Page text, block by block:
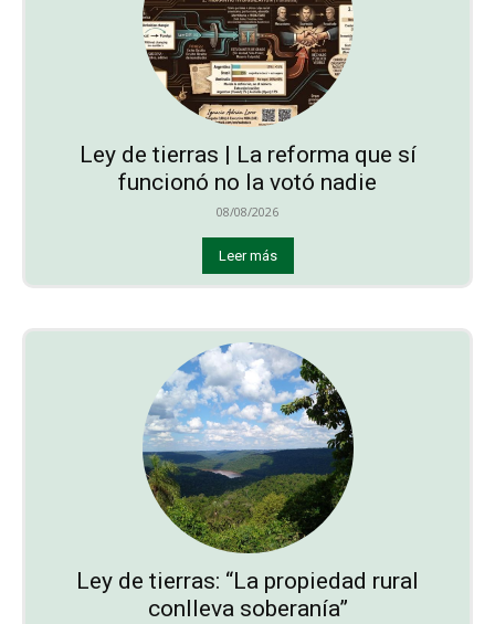
Ley de tierras | La reforma que sí
funcionó no la votó nadie
08/08/2026
Leer más
Ley de tierras: “La propiedad rural
conlleva soberanía”